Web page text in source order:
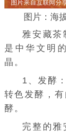
图片：海
雅安藏茶
是中华文明
晶。
1、发酵
转色发酵，
酵。
完整的雅